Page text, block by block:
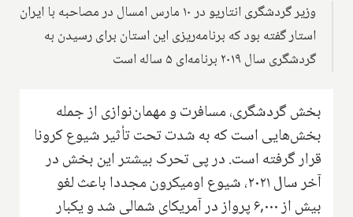
وزیر گردشگری انتاریو در ۱۰ مارس امسال در مصاحبه با ایران
استار گفته بود که برنامه‌ریزی این استان برای رسیدن به
گردشگری سال ۲۰۱۹ برنامه‌ای ۵ ساله است
بخش گردشگری، مسافرت و مهمان‌نوازی از جمله
بخش‌هایی است که به شدت تحت تأثیر شیوع کرونا
قرار گرفته است. در پی تحرک بیشتر این بخش در
آخر سال ۲۰۲۱، شیوع اومیکرون مجددا باعث لغو
بیش از ۶,۰۰۰ پرواز در آمریکای شمالی شد و یکبار